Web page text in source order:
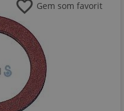
favorite Gem som favorit